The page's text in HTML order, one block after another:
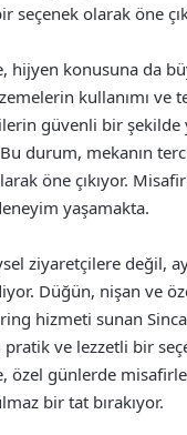
seçenek olarak öne
hijyen konusuna da
kullanımı ve
güvenli bir şekilde
durum, mekanın
öne çıkıyor.
yaşamakta.
ziyaretçilere değil,
Düğün, nişan ve
hizmeti sunan
ve lezzetli bir
özel günlerde
bir tat bırakıyor.